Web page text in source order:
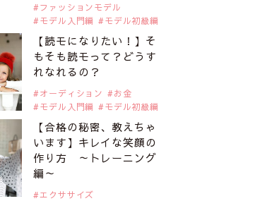
ファッションモデル
モデル入門編
モデル初級編
【読モになりたい！】そ
もそも読モって？どうす
れなれるの？
オーディション
お金
モデル入門編
モデル初級編
【合格の秘密、教えちゃ
います】キレイな笑顔の
作り方 ～トレーニング
編～
エクササイズ